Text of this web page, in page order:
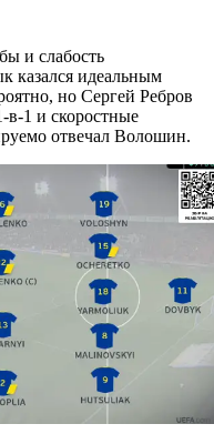
и слабость
казался идеальным
но Сергей Ребров
1 и скоростные
отвечал Волошин.